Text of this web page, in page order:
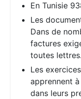
En Tunisie
Les
Dans de
factures
toutes lettres.
Les
apprennent
dans leurs